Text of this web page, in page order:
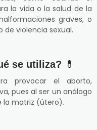
la vida o la salud de la
graves, o
de violencia sexual.
se utiliza? 💊
provocar el aborto,
pues al ser un análogo
la matriz (útero).